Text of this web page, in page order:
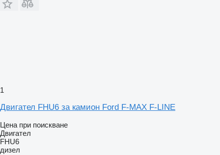
1
Двигател FHU6 за камион Ford F-MAX F-LINE
Цена при поискване
Двигател
FHU6
дизел